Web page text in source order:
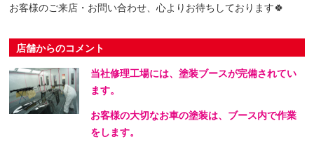
お客様のご来店・お問い合わせ、心よりお待ちしております🍀
店舗からのコメント
当社修理工場には、塗装ブースが完備されてい
ます。
お客様の大切なお車の塗装は、ブース内で作業
をします。